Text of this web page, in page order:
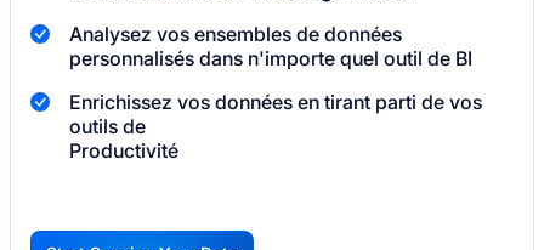
Analysez vos ensembles de données
personnalisés dans n'importe quel outil de BI
Enrichissez vos données en tirant parti de vos
outils de
Productivité